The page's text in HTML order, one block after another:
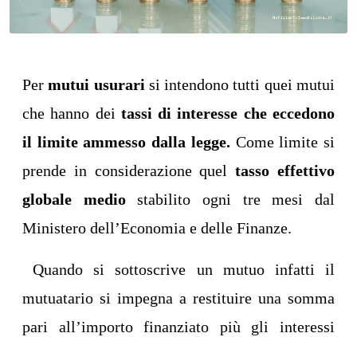
Permutui usurarisi intendono tutti quei mutui
che hanno dei tassi di interesse che eccedono
il limite ammesso dalla legge. Come limite si
prende in considerazionequeltasso effettivo
globale mediostabilito ogni tre mesi dal
Ministero dell’Economia e delle Finanze.
Quando si sottoscrive un mutuo infatti il
mutuatario si impegna a restituire una somma
pari all’importo finanziato più gli interessi